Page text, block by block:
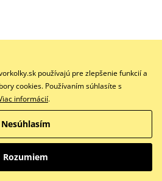
vidlice - Nardo šedé
POLISPORT Nardo šedá
používajú pre zlepšenie funkcií a
cookies. Používaním súhlasíte s
informácií.
Nesúhlasím
Rozumiem